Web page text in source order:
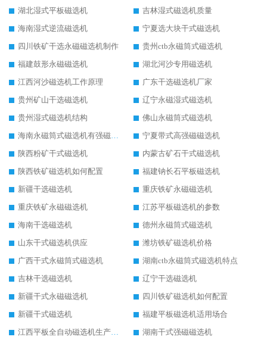
湖北湿式平板磁选机
吉林湿式磁选机质量
海南湿式逆流磁选机
宁夏选大块干式磁选机
四川铁矿干选永磁磁选机制作
贵州ctb永磁筒式磁选机
福建鼓形永磁磁选机
湖北河沙专用磁选机
江西河沙磁选机工作原理
广东干选磁选机厂家
贵州矿山干选磁选机
辽宁永磁湿式磁选机
贵州湿式磁选机结构
佛山永磁筒式磁选机
海南永磁筒式磁选机有强磁的吗
宁夏带式高强磁磁选机
陕西粉矿干式磁选机
内蒙古矿石干式磁选机
陕西铁矿磁选机如何配置
福建钠长石平板磁选机
新疆干选磁选机
重庆铁矿永磁磁选机
重庆铁矿永磁磁选机
江苏平板磁选机的参数
海南干选磁选机
德州永磁筒式磁选机
山东干式磁选机供应
潍坊铁矿磁选机价格
广西干式永磁筒式磁选机
湖南ctb永磁筒式磁选机特点
吉林干选磁选机
辽宁干选磁选机
新疆干式永磁磁选机
四川铁矿磁选机如何配置
新疆干式磁选机
福建平板磁选机适用场合
江西平板全自动磁选机生产厂家
湖南干式强磁磁选机